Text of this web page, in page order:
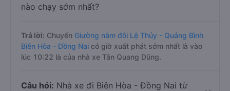
nào chạy sớm nhất?
Trả lời: Chuyến Giường nằm đôi Lệ Thủy - Quảng Bình
Biên Hòa - Đồng Nai có giờ xuất phát sớm nhất là vào
lúc 10:22 là của nhà xe Tân Quang Dũng.
Câu hỏi: Nhà xe đi Biên Hòa - Đồng Nai từ